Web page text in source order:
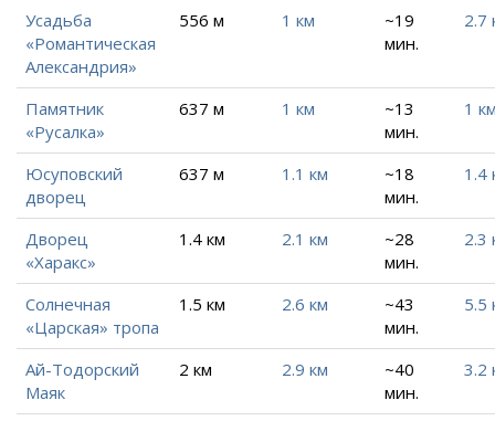
Усадьба
«Романтическая
Александрия»
556 м 1 км
~19
мин.
2.7
Памятник
«Русалка»
637 м 1 км
~13
мин.
1
Юсуповский
дворец
637 м 1.1 км
~18
мин.
1.4
Дворец
«Харакс»
1.4 км 2.1 км
~28
мин.
2.3
Солнечная
«Царская» тропа
1.5 км 2.6 км
~43
мин.
5.5
Ай-Тодорский
Маяк
2 км 2.9 км
~40
мин.
3.2